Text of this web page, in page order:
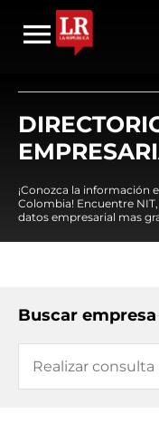
¡Conozca la información
Colombia! Encuentre
datos empresarial mas
Buscar empresa